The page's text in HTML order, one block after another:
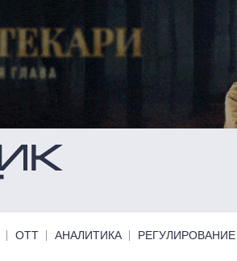
ОТТ АНАЛИТИКА РЕГУЛИРОВАНИЕ